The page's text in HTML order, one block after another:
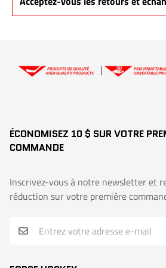
l’expédition.
Extralite Sr et Inter, Forcelite, couleurs
ÉCONOMISEZ 10 $ SUR VOTRE
COMMANDE
Inscrivez-vous à notre newsletter et
réduction sur votre première